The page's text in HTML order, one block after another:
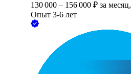
130 000 – 156 000 ₽ за месяц,
Опыт 3-6 лет